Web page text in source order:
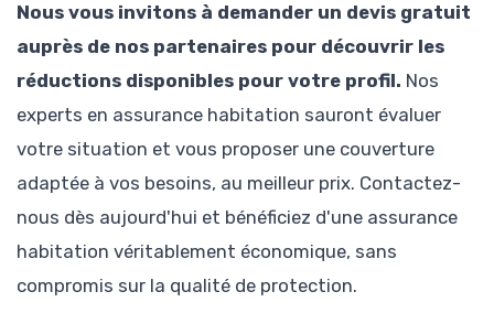
Nous vous invitons à demander un devis gratuit
auprès de nos partenaires pour découvrir les
réductions disponibles pour votre profil. Nos
experts en assurance habitation sauront évaluer
votre situation et vous proposer une couverture
adaptée à vos besoins, au meilleur prix. Contactez-
nous dès aujourd'hui et bénéficiez d'une assurance
habitation véritablement économique, sans
compromis sur la qualité de protection.